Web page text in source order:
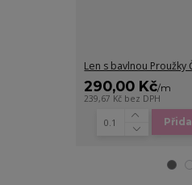
Len s bavlnou Proužky
290,00 Kč/m
239,67 Kč bez DPH